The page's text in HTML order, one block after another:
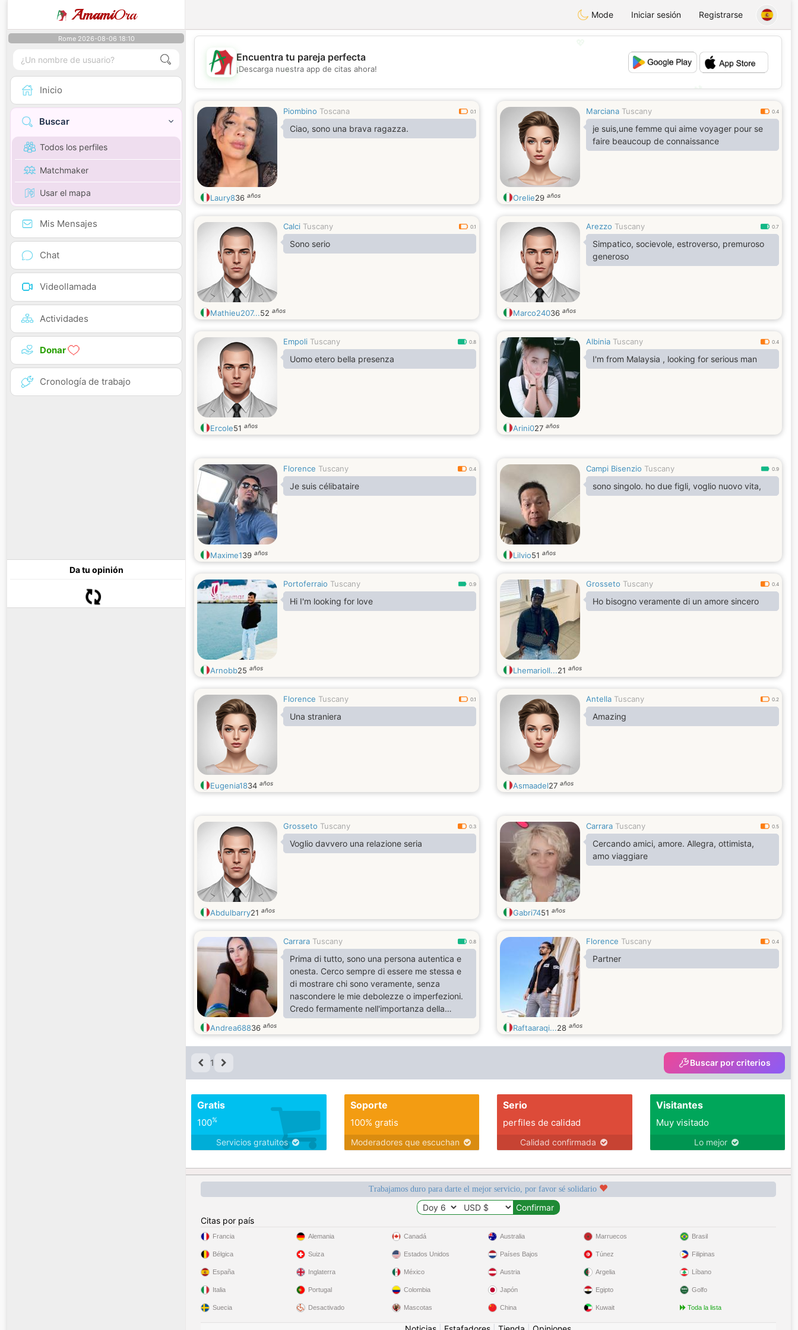
AmamiOra Mode Iniciar sesión Registrarse
Rome 2026-08-06 18:10
Inicio
Buscar
Todos los perfiles
Matchmaker
Usar el mapa
Mis Mensajes
Chat
Videollamada
Actividades
Donar
Cronología de trabajo
Da tu opinión
💕
Encuentra tu pareja perfecta
¡Descarga nuestra app de citas ahora!
Piombino Toscana 0.1
Ciao, sono una brava ragazza.
Laury836 años
Marciana Tuscany 0.4
je suis,une femme qui aime voyager pour se
faire beaucoup de connaissance
Orelie29 años
Calci Tuscany 0.1
Sono serio
Mathieu207...52 años
Arezzo Tuscany 0.7
Simpatico, socievole, estroverso, premuroso
generoso
Marco24036 años
Empoli Tuscany 0.8
Uomo etero bella presenza
Ercole51 años
Albinia Tuscany 0.4
I'm from Malaysia , looking for serious man
Arini027 años
Florence Tuscany 0.4
Je suis célibataire
Maxime139 años
Campi Bisenzio Tuscany 0.9
sono singolo. ho due figli, voglio nuovo vita,
Lilvio51 años
Portoferraio Tuscany 0.9
Hi I'm looking for love
Arnobb25 años
Grosseto Tuscany 0.4
Ho bisogno veramente di un amore sincero
Lhemarioll...21 años
Florence Tuscany 0.1
Una straniera
Eugenia1834 años
Antella Tuscany 0.2
Amazing
Asmaadel27 años
Grosseto Tuscany 0.3
Voglio davvero una relazione seria
Abdulbarry21 años
Carrara Tuscany 0.5
Cercando amici, amore. Allegra, ottimista,
amo viaggiare
Gabri7451 años
Carrara Tuscany 0.8
Prima di tutto, sono una persona autentica e
onesta. Cerco sempre di essere me stessa e
di mostrare chi sono veramente, senza
nascondere le mie debolezze o imperfezioni.
Credo fermamente nell'importanza della
trasparenza e dell'apertura in qualsiasi
relazione, poiché ciò permette di costruire un
legame di fiducia forte e duraturo.
Andrea68836 años
Florence Tuscany 0.4
Partner
Raftaaraqi...28 años
1 Buscar por criterios
Gratis
100%
Servicios gratuitos
Soporte
100% gratis
Moderadores que escuchan
Serio
perfiles de calidad
Calidad confirmada
Visitantes
Muy visitado
Lo mejor
Trabajamos duro para darte el mejor servicio, por favor sé solidario
Citas por país
Francia
Bélgica
España
Italia
Suecia
Alemania
Suiza
Inglaterra
Portugal
Desactivado
Canadá
Estados Unidos
México
Colombia
Mascotas
Australia
Países Bajos
Austria
Japón
China
Marruecos
Túnez
Argelia
Egipto
Kuwait
Brasil
Filipinas
Líbano
Golfo
Toda la lista